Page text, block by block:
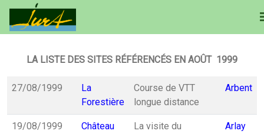
LA LISTE DES SITES RÉFÉRENCÉS EN AOÛT 1999
27/08/1999
La
Forestière
Course de VTT
longue distance
Arbent
19/08/1999
Château
La visite du
Arlay